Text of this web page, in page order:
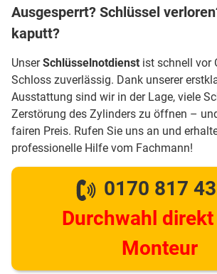
Ausgesperrt? Schlüssel
kaputt?
UnserSchlüsselnotdienst ist schnell vor
Schloss zuverlässig. Dank unserer
Ausstattung sind wir in der Lage, viele
Zerstörung des Zylinders zu öffnen –
fairen Preis. Rufen Sie uns an und
professionelle Hilfe vom Fachmann!
0170 817
Durchwahl
Monteur